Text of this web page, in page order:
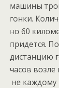
машины
гонки.
но 60
придется.
дистанцию
часов
не каждому